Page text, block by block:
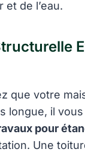
et de l’eau.
que votre
longue, il
pour
Une